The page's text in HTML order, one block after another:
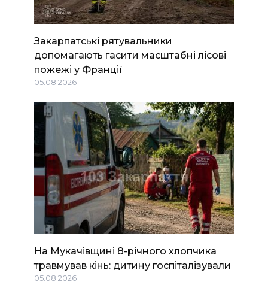
Закарпатські рятувальники
допомагають гасити масштабні лісові
пожежі у Франції
05.08.2026
На Мукачівщині 8-річного хлопчика
травмував кінь: дитину госпіталізували
05.08.2026